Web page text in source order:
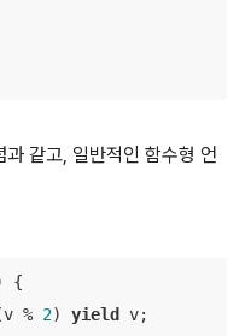
같고, 일반적인 함수형 언
{
% 2) yield
v;